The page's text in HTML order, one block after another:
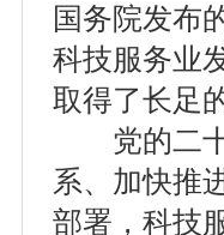
国务院发布
科技服务业
取得了长足
党的二十
系、加快推
部署，科技